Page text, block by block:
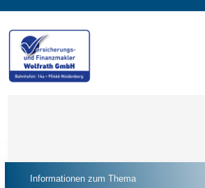
Informationen zum Thema